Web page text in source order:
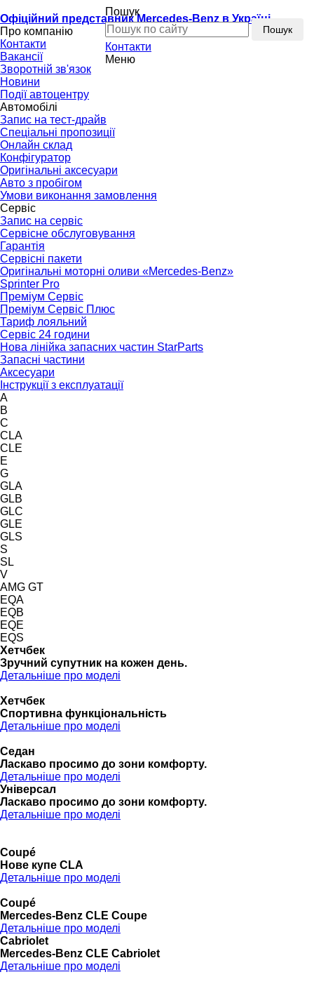
Офіційний представник Mercedes-Benz в Україні
Пошук
Пошук
Контакти
Меню
Про компанію
Контакти
Вакансії
Зворотній зв'язок
Новини
Події автоцентру
Автомобілі
Запис на тест-драйв
Спеціальні пропозиції
Онлайн склад
Конфігуратор
Оригінальні аксесуари
Авто з пробігом
Умови виконання замовлення
Сервіс
Запис на сервіс
Сервісне обслуговування
Гарантія
Сервісні пакети
Оригінальні моторні оливи «Mercedes-Benz»
Sprinter Pro
Преміум Сервіс
Преміум Сервіс Плюс
Тариф лояльний
Сервіс 24 години
Нова лінійка запасних частин StarParts
Запасні частини
Аксесуари
Інструкції з експлуатації
A
B
C
CLA
CLE
E
G
GLA
GLB
GLC
GLE
GLS
S
SL
V
AMG GT
EQA
EQB
EQE
EQS
Хетчбек
Зручний супутник на кожен день.
Детальніше про моделі
Хетчбек
Спортивна функціональність
Детальніше про моделі
Седан
Ласкаво просимо до зони комфорту.
Детальніше про моделі
Універсал
Ласкаво просимо до зони комфорту.
Детальніше про моделі
Coupé
Нове купе CLA
Детальніше про моделі
Coupé
Mercedes-Benz CLE Coupe
Детальніше про моделі
Cabriolet
Mercedes-Benz CLE Cabriolet
Детальніше про моделі